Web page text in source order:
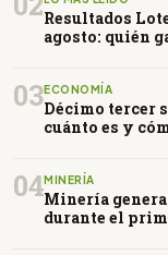
Resultados
agosto: quién
03ECONOMÍA
Décimo tercer
cuánto es y
04MINERÍA
Minería
durante el